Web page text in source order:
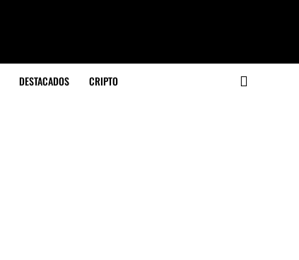
DESTACADOS CRIPTO